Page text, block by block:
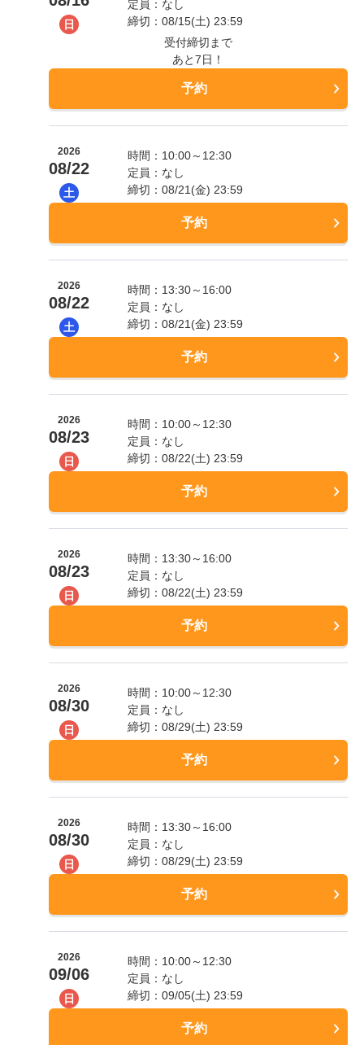
日
定員：なし
締切：08/15(土) 23:59
受付締切まで
あと7日！
予約
2026
08/22
土
時間：10:00～12:30
定員：なし
締切：08/21(金) 23:59
予約
2026
08/22
土
時間：13:30～16:00
定員：なし
締切：08/21(金) 23:59
予約
2026
08/23
日
時間：10:00～12:30
定員：なし
締切：08/22(土) 23:59
予約
2026
08/23
日
時間：13:30～16:00
定員：なし
締切：08/22(土) 23:59
予約
2026
08/30
日
時間：10:00～12:30
定員：なし
締切：08/29(土) 23:59
予約
2026
08/30
日
時間：13:30～16:00
定員：なし
締切：08/29(土) 23:59
予約
2026
09/06
日
時間：10:00～12:30
定員：なし
締切：09/05(土) 23:59
予約